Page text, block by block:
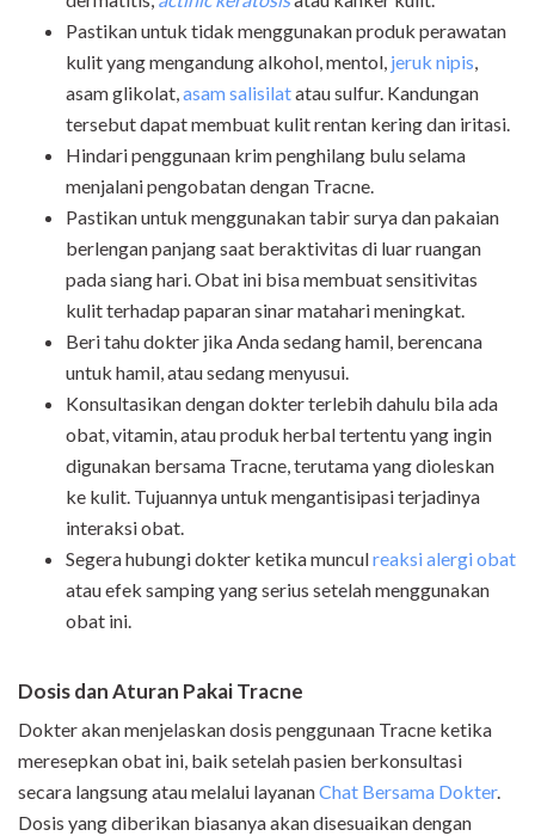
Pastikan untuk tidak menggunakan produk perawatan
kulit yang mengandung alkohol, mentol, jeruk nipis,
asam glikolat,asam salisilatatau sulfur. Kandungan
tersebut dapat membuat kulit rentan kering dan iritasi.
Hindari penggunaan krim penghilang bulu selama
menjalani pengobatan dengan Tracne.
Pastikan untuk menggunakan tabir surya dan pakaian
berlengan panjang saat beraktivitas di luar ruangan
pada siang hari. Obat ini bisa membuat sensitivitas
kulit terhadap paparan sinar matahari meningkat.
Beri tahu dokter jika Anda sedang hamil, berencana
untuk hamil, atau sedang menyusui.
Konsultasikan dengan dokter terlebih dahulu bila ada
obat, vitamin, atau produk herbal tertentu yang ingin
digunakan bersama Tracne, terutama yang dioleskan
ke kulit. Tujuannya untuk mengantisipasi terjadinya
interaksi obat.
Segera hubungi dokter ketika munculreaksi alergi obat
atau efek samping yang serius setelah menggunakan
obat ini.
Dosis dan Aturan Pakai Tracne
Dokter akan menjelaskan dosis penggunaan Tracne ketika
meresepkan obat ini, baik setelah pasien berkonsultasi
secara langsung atau melalui layananChat Bersama Dokter.
Dosis yang diberikan biasanya akan disesuaikan dengan